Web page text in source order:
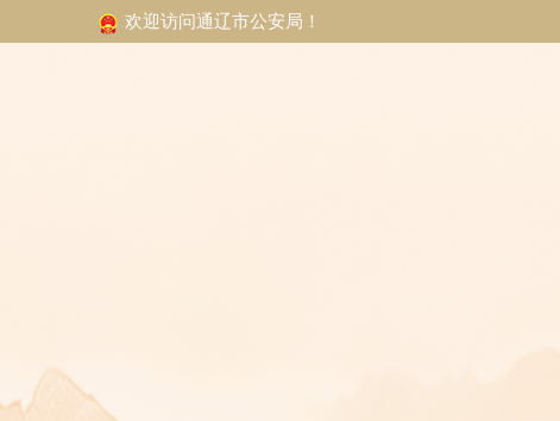
欢迎访问通辽市公安局！